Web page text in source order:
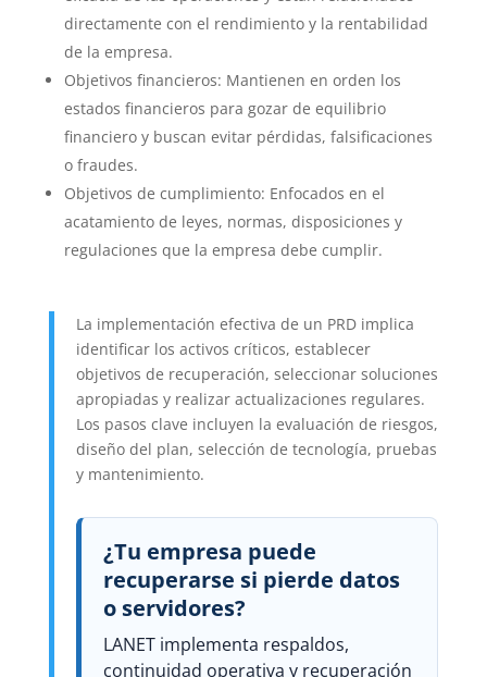
directamente con el rendimiento y la rentabilidad
de la empresa.
Objetivos financieros: Mantienen en orden los
estados financieros para gozar de equilibrio
financiero y buscan evitar pérdidas, falsificaciones
o fraudes.
Objetivos de cumplimiento: Enfocados en el
acatamiento de leyes, normas, disposiciones y
regulaciones que la empresa debe cumplir.
La implementación efectiva de un PRD implica
identificar los activos críticos, establecer
objetivos de recuperación, seleccionar soluciones
apropiadas y realizar actualizaciones regulares.
Los pasos clave incluyen la evaluación de riesgos,
diseño del plan, selección de tecnología, pruebas
y mantenimiento.
¿Tu empresa puede
recuperarse si pierde datos
o servidores?
LANET implementa respaldos,
continuidad operativa y recuperación